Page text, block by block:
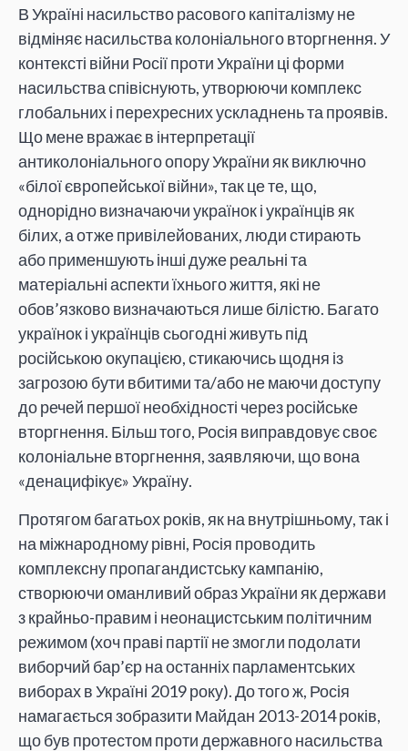
В Україні насильство расового капіталізму не
відміняє насильства колоніального вторгнення. У
контексті війни Росії проти України ці форми
насильства співіснують, утворюючи комплекс
глобальних і перехресних ускладнень та проявів.
Що мене вражає в інтерпретації
антиколоніального опору України як виключно
«білої європейської війни», так це те, що,
однорідно визначаючи українок і українців як
білих, а отже привілейованих, люди стирають
або применшують інші дуже реальні та
матеріальні аспекти їхнього життя, які не
обов’язково визначаються лише білістю. Багато
українок і українців сьогодні живуть під
російською окупацією, стикаючись щодня із
загрозою бути вбитими та/або не маючи доступу
до речей першої необхідності через російське
вторгнення. Більш того, Росія виправдовує своє
колоніальне вторгнення, заявляючи, що вона
«денацифікує» Україну.
Протягом багатьох років, як на внутрішньому, так і
на міжнародному рівні, Росія проводить
комплексну пропагандистську кампанію,
створюючи оманливий образ України як держави
з крайньо-правим і неонацистським політичним
режимом (хоч праві партії не змогли подолати
виборчий бар’єр на останніх парламентських
виборах в Україні 2019 року). До того ж, Росія
намагається зобразити Майдан 2013-2014 років,
що був протестом проти державного насильства